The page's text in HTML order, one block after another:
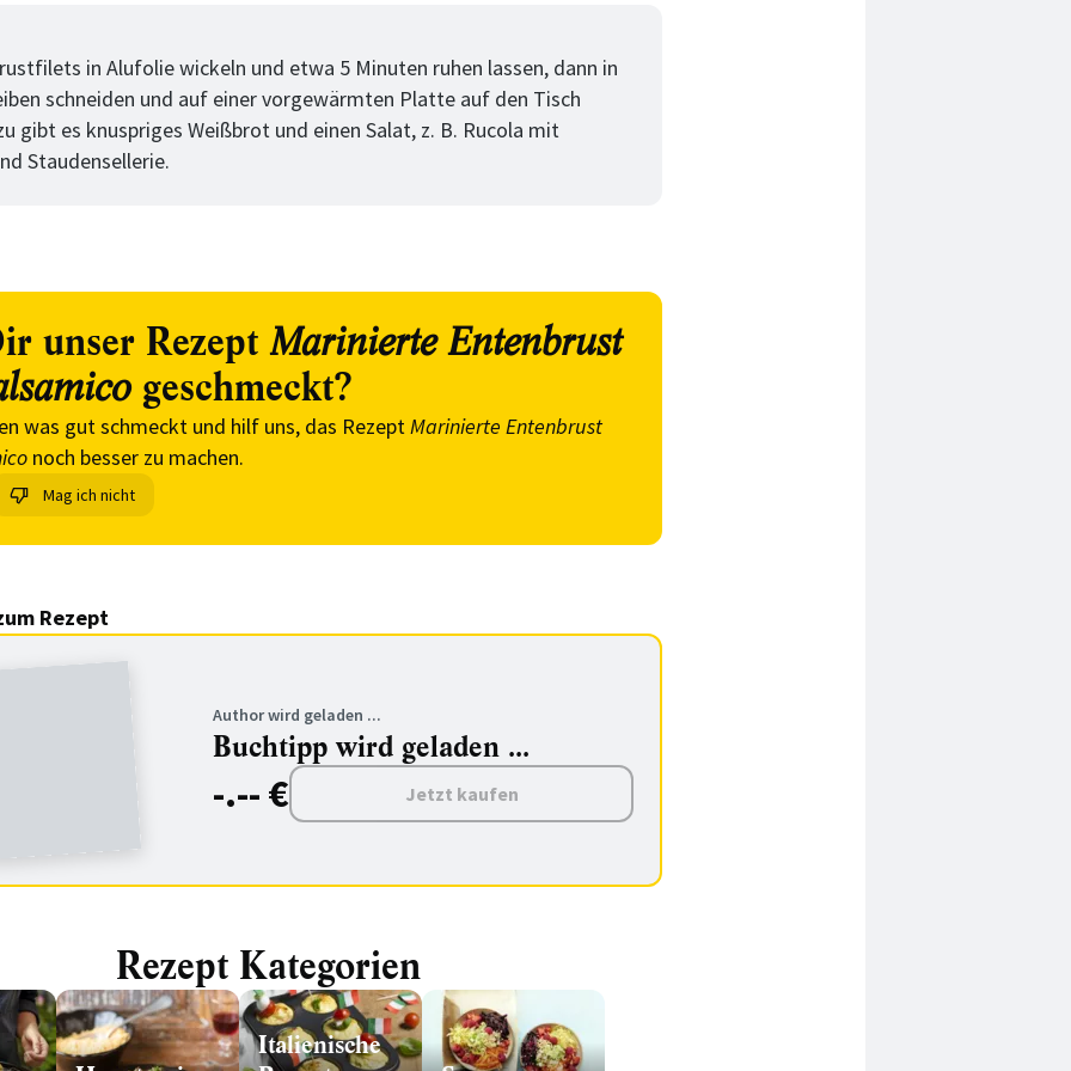
in Alufolie wickeln und etwa 5 Minuten ruhen lassen, dann in
schneiden und auf einer vorgewärmten Platte auf den Tisch
gibt es knuspriges Weißbrot und einen Salat, z. B. Rucola mit
Staudensellerie.
unser Rezept Marinierte Entenbrust
geschmeckt?
was gut schmeckt und hilf uns, das RezeptMarinierte Entenbrust
noch besser zu machen.
Mag ich nicht
Rezept
Author wird geladen ...
Buchtipp wird geladen ...
-.-- € Jetzt kaufen
Rezept Kategorien
Italienische